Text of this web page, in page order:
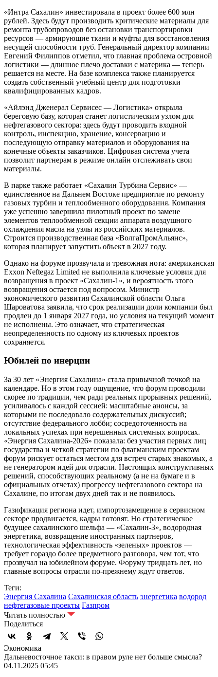
«Интра Сахалин» инвестировала в проект более 600 млн
рублей. Здесь будут производить критические материалы для
ремонта трубопроводов без остановки транспортировки
ресурсов — армирующие ткани и муфты для восстановления
несущей способности труб. Генеральный директор компании
Евгений Филиппов отметил, что главная проблема островной
логистики — длинное плечо доставки с материка — теперь
решается на месте. На базе комплекса также планируется
создать собственный учебный центр для подготовки
квалифицированных кадров.
«Айлэнд Дженерал Сервисес — Логистика» открыла
береговую базу, которая станет логистическим узлом для
нефтегазового сектора: здесь будут проводить входной
контроль, инспекцию, хранение, консервацию и
последующую отправку материалов и оборудования на
конечные объекты заказчиков. Цифровая система учета
позволит партнерам в режиме онлайн отслеживать свои
материалы.
В парке также работает «Сахалин Турбина Сервис» —
единственное на Дальнем Востоке предприятие по ремонту
газовых турбин и теплообменного оборудования. Компания
уже успешно завершила пилотный проект по замене
элементов теплообменной секции аппарата воздушного
охлаждения масла на узлы из российских материалов.
Строится производственная база «ВолгаПромАльянс»,
которая планирует запустить объект в 2027 году.
Однако на форуме прозвучала и тревожная нота: американская
Exxon Neftegaz Limited не выполнила ключевые условия для
возвращения в проект «Сахалин-1», и вероятность этого
возвращения остается под вопросом. Министр
экономического развития Сахалинской области Ольга
Шароватова заявила, что срок реализации доли компании был
продлен до 1 января 2027 года, но условия на текущий момент
не исполнены. Это означает, что стратегическая
неопределенность по одному из ключевых проектов
сохраняется.
Юбилей по инерции
За 30 лет «Энергия Сахалина» стала привычной точкой на
календаре. Но в этом году ощущение, что форум проводили
скорее по традиции, чем ради реальных прорывных решений,
усиливалось с каждой сессией: масштабные анонсы, за
которыми не последовало содержательных дискуссий;
отсутствие федерального лобби; сосредоточенность на
локальных успехах при нерешенных системных вопросах.
«Энергия Сахалина-2026» показала: без участия первых лиц
государства и четкой стратегии по флагманским проектам
форум рискует остаться местом для встреч старых знакомых, а
не генератором идей для отрасли. Настоящих конструктивных
решений, способствующих реальному (а не на бумаге и в
официальных отчетах) прогрессу нефтегазового сектора на
Сахалине, по итогам двух дней так и не появилось.
Газификация региона идет, импортозамещение в сервисном
секторе продвигается, кадры готовят. Но стратегическое
будущее сахалинского шельфа — «Сахалин-3», водородная
энергетика, возвращение иностранных партнеров,
технологическая эффективность «зеленых» проектов —
требует гораздо более предметного разговора, чем тот, что
прозвучал на юбилейном форуме. Форуму тридцать лет, но
главные вопросы отрасли по-прежнему ждут ответов.
Теги:
Энергия Сахалина Сахалинская область энергетика водород
нефтегазовые проекты Газпром
Читать полностью
Поделиться
Экономика
Дальневосточное такси: в правом руле нет больше смысла?
04.11.2025 05:45